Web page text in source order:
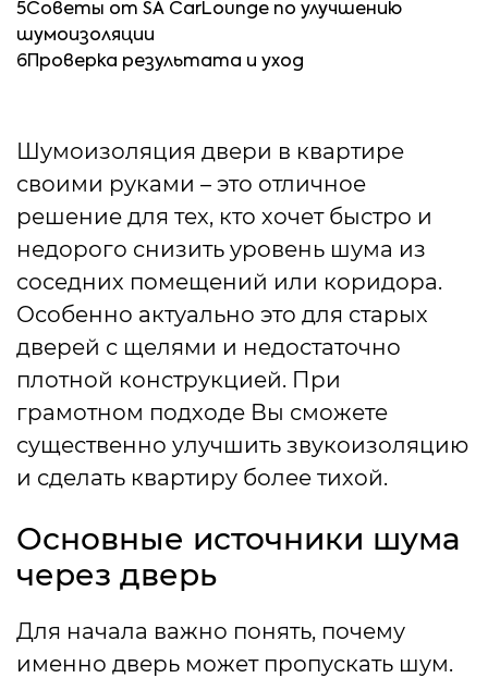
5Советы от SA CarLounge по улучшению
шумоизоляции
6 Проверка результата и уход
Шумоизоляция двери в квартире
своими руками – это отличное
решение для тех, кто хочет быстро и
недорого снизить уровень шума из
соседних помещений или коридора.
Особенно актуально это для старых
дверей с щелями и недостаточно
плотной конструкцией. При
грамотном подходе Вы сможете
существенно улучшить звукоизоляцию
и сделать квартиру более тихой.
Основные источники шума
через дверь
Для начала важно понять, почему
именно дверь может пропускать шум.